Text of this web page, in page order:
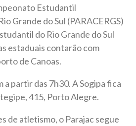
Estudantil
Grande do Sul (PARACERGS)
do Rio Grande do Sul
estaduais contarão com
de Canoas.
a partir das 7h30. A Sogipa fica
415, Porto Alegre.
de atletismo, o Parajac segue